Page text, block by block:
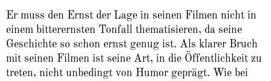
Er muss den Ernst der Lage in seinen Filmen nicht in
einem bitterernsten Tonfall thematisieren, da seine
Geschichte so schon ernst genug ist. Als klarer Bruch
mit seinen Filmen ist seine Art, in die Öffentlichkeit zu
treten, nicht unbedingt von Humor geprägt. Wie bei